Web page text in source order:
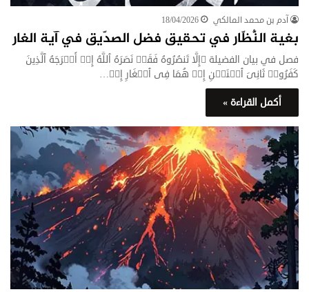
آدم بن محمد المالكي 18/04/2026
بغية النُّظّار في تحقيق فضل الصدّيق في آية الغار
فصل في بيان الفضيلة ﴿إِلَّا تَنصُرُوهُ فَقَدۡ نَصَرَهُ ٱللَّهُ إِذۡ أَخۡرَجَهُ ٱلَّذِینَ
كَفَرُوا۟ ثَانِیَ ٱثۡنَیۡنِ إِذۡ هُمَا فِی ٱلۡغَارِ إِذۡ…
أكمل القراءة »